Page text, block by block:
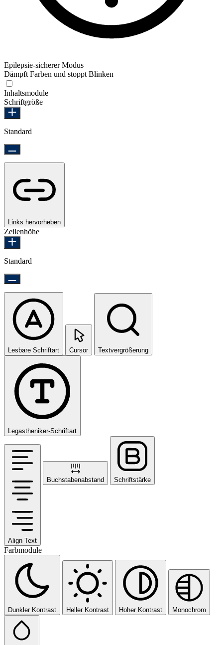
Epilepsie-sicherer Modus
Dämpft Farben und stoppt Blinken
Inhaltsmodule
Schriftgröße
Standard
Links hervorheben
Zeilenhöhe
Standard
Lesbare Schriftart Cursor Textvergrößerung
Legastheniker-Schriftart
Align Text
Buchstabenabstand Schriftstärke
Farbmodule
Dunkler Kontrast Heller Kontrast Hoher Kontrast Monochrom